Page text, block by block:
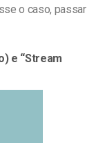
o caso, passar
e “Stream